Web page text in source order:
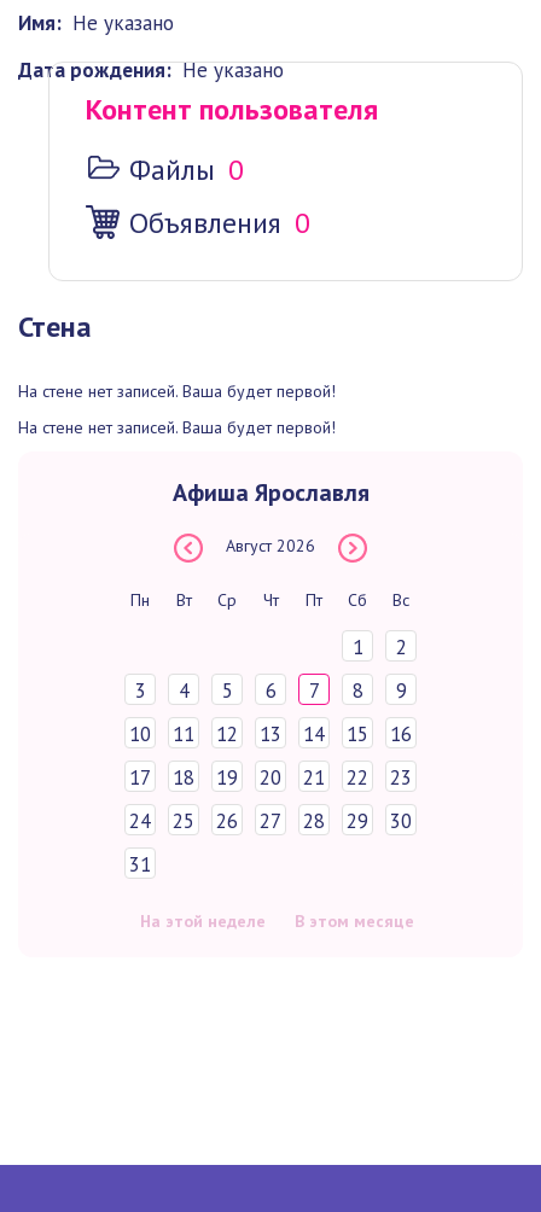
Имя: Не указано
Дата рождения: Не указано
Контент пользователя
Файлы 0
Объявления 0
Стена
На стене нет записей. Ваша будет первой!
На стене нет записей. Ваша будет первой!
Афиша Ярославля
Август 2026
Пн Вт Ср Чт Пт Сб Вс
1
2
3
4 5 6 7 8
9
10
11 12 13 14 15
16
17
18 19 20 21 22
23
24
25 26 27 28 29
30
31
На этой неделе В этом месяце